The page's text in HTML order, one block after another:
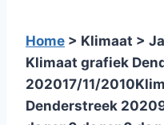
Home > Klimaat >
Klimaat grafiek
202017/11/2010
Denderstreek 2020